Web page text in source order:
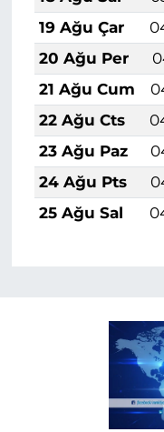
19 Ağu Çar
20 Ağu Per
21 Ağu Cum
22 Ağu Cts
23 Ağu Paz
24 Ağu Pts
25 Ağu Sal